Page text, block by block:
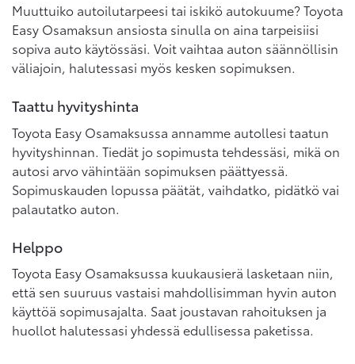
Muuttuiko autoilutarpeesi tai iskikö autokuume? Toyota
Easy Osamaksun ansiosta sinulla on aina tarpeisiisi
sopiva auto käytössäsi. Voit vaihtaa auton säännöllisin
väliajoin, halutessasi myös kesken sopimuksen.
Taattu hyvityshinta
Toyota Easy Osamaksussa annamme autollesi taatun
hyvityshinnan. Tiedät jo sopimusta tehdessäsi, mikä on
autosi arvo vähintään sopimuksen päättyessä.
Sopimuskauden lopussa päätät, vaihdatko, pidätkö vai
palautatko auton.
Helppo
Toyota Easy Osamaksussa kuukausierä lasketaan niin,
että sen suuruus vastaisi mahdollisimman hyvin auton
käyttöä sopimusajalta. Saat joustavan rahoituksen ja
huollot halutessasi yhdessä edullisessa paketissa.